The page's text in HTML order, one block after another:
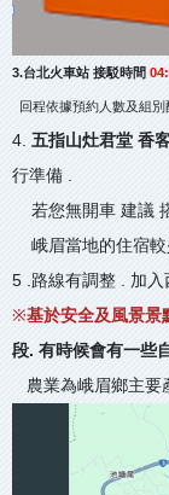
3.台北火車站 接駁時間
回程依據預約人數及組
4. 五指山灶君堂 香
行準備 .
若您無開車 建議
峨眉當地的住宿較
5 .路線有調整 . 加
※基於安全及風景景
段. 有時候會有一些
農業為峨眉鄉主要